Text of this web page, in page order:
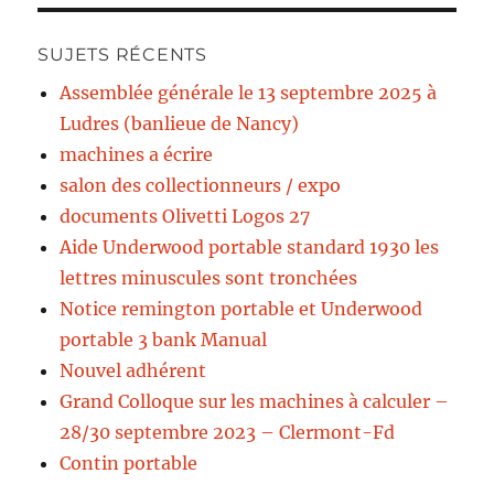
SUJETS RÉCENTS
Assemblée générale le 13 septembre 2025 à
Ludres (banlieue de Nancy)
machines a écrire
salon des collectionneurs / expo
documents Olivetti Logos 27
Aide Underwood portable standard 1930 les
lettres minuscules sont tronchées
Notice remington portable et Underwood
portable 3 bank Manual
Nouvel adhérent
Grand Colloque sur les machines à calculer –
28/30 septembre 2023 – Clermont-Fd
Contin portable